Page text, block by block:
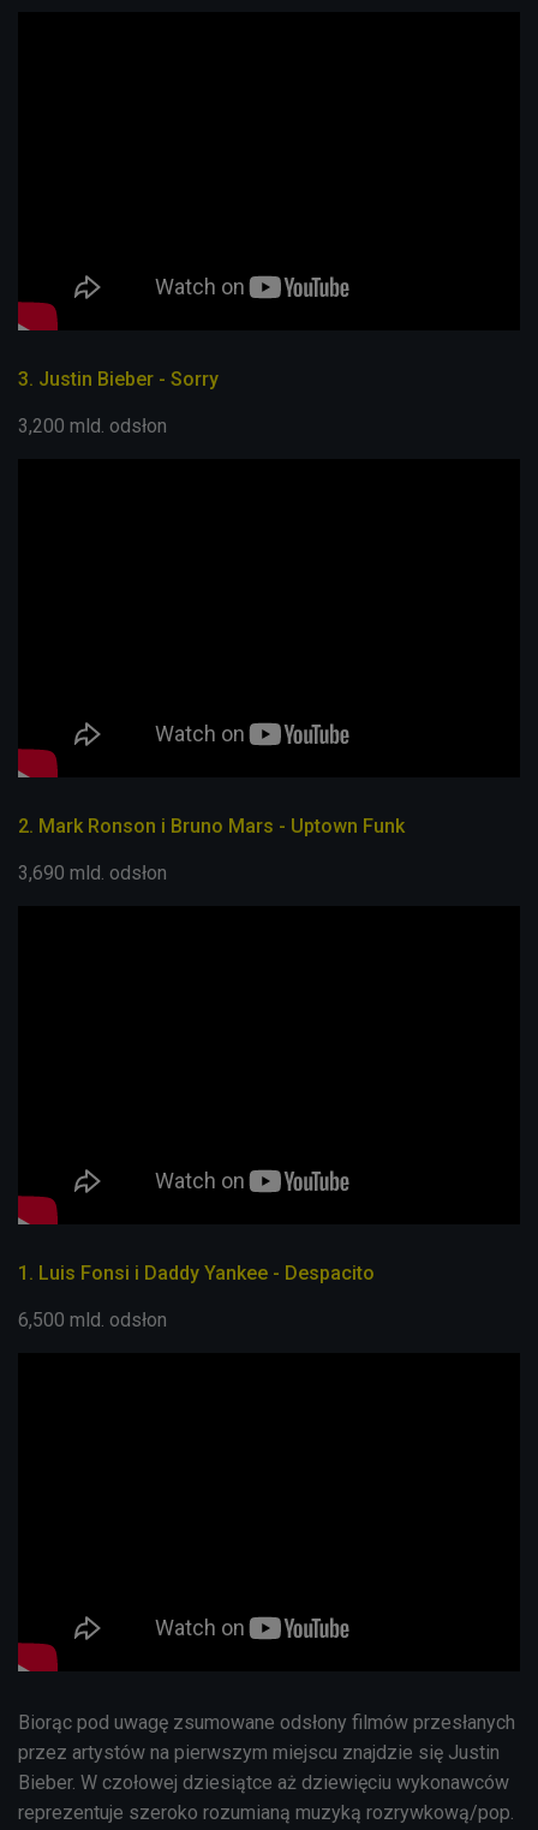
3. Justin Bieber - Sorry
3,200 mld. odsłon
2. Mark Ronson i Bruno Mars - Uptown Funk
3,690 mld. odsłon
1. Luis Fonsi i Daddy Yankee - Despacito
6,500 mld. odsłon
Biorąc pod uwagę zsumowane odsłony filmów przesłanych
przez artystów na pierwszym miejscu znajdzie się Justin
Bieber. W czołowej dziesiątce aż dziewięciu wykonawców
reprezentuje szeroko rozumianą muzyką rozrywkową/pop.